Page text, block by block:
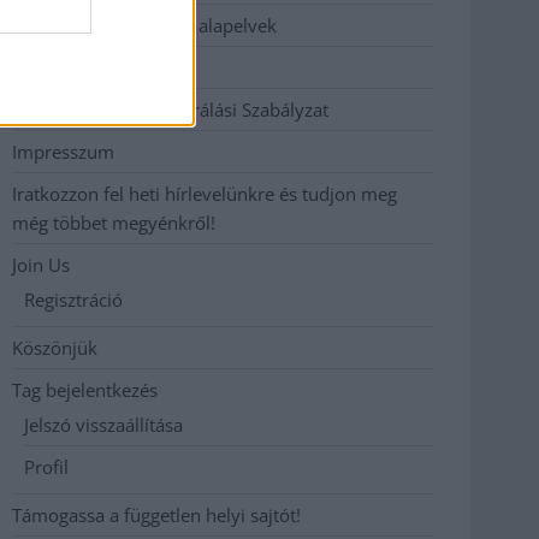
Etikai és függetlenségi alapelvek
Hozzászólási és Moderálási Szabályzat
Impresszum
Iratkozzon fel heti hírlevelünkre és tudjon meg
még többet megyénkről!
Join Us
Regisztráció
Köszönjük
Tag bejelentkezés
Jelszó visszaállítása
Profil
Támogassa a független helyi sajtót!